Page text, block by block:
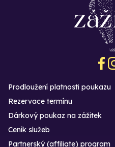
Prodloužení platnosti poukazu
Rezervace termínu
Dárkový poukaz na zážitek
Ceník služeb
Partnerský (affiliate) program